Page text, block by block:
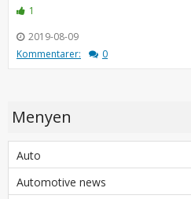
1
2019-08-09
Kommentarer:
0
Menyen
Auto
Automotive news